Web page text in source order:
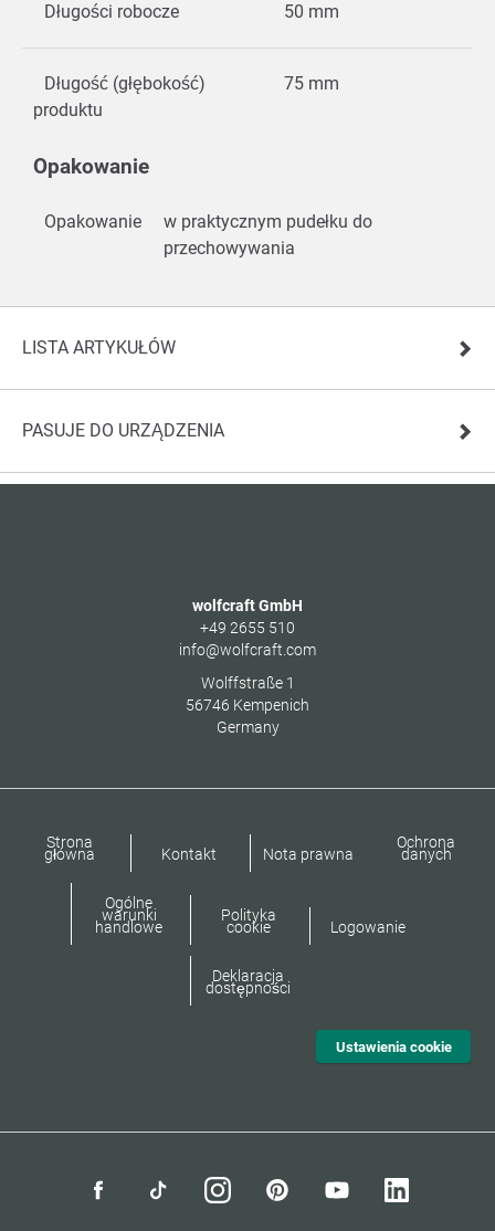
Długości robocze 50 mm
Długość (głębokość)
produktu
75 mm
Opakowanie
Opakowanie
w praktycznym pudełku do
przechowywania
LISTA ARTYKUŁÓW
PASUJE DO URZĄDZENIA
wolfcraft GmbH
+49 2655 510
info@wolfcraft.com
Wolffstraße 1
56746 Kempenich
Germany
Strona
główna Kontakt Nota prawna
Ochrona
danych
Ogólne
warunki
handlowe
Polityka
cookie Logowanie
Deklaracja
dostępności
Ustawienia cookie